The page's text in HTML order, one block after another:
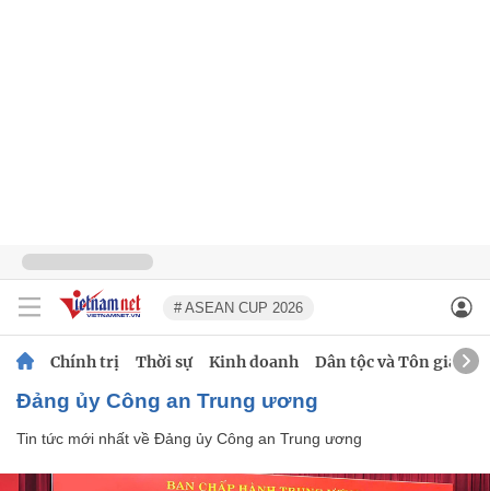
# ASEAN CUP 2026
Chính trị Thời sự Kinh doanh Dân tộc và Tôn giáo
Đảng ủy Công an Trung ương
Tin tức mới nhất về Đảng ủy Công an Trung ương